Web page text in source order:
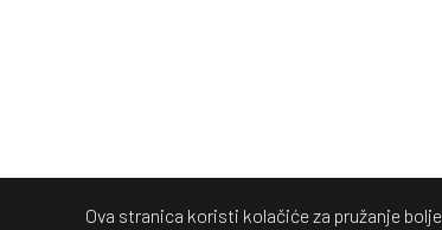
Ova stranica koristi kolačiće za pružanje